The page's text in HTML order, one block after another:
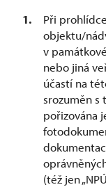
Při
objektu/
v
nebo jiná
účastí na
srozuměn s
pořizována
(též jen